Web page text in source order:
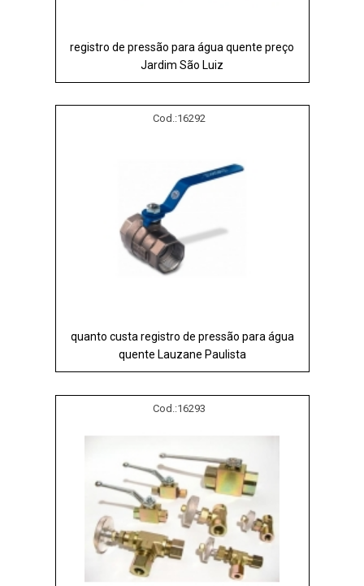
registro de pressão para água quente preço
Jardim São Luiz
Cod.:16292
quanto custa registro de pressão para água
quente Lauzane Paulista
Cod.:16293